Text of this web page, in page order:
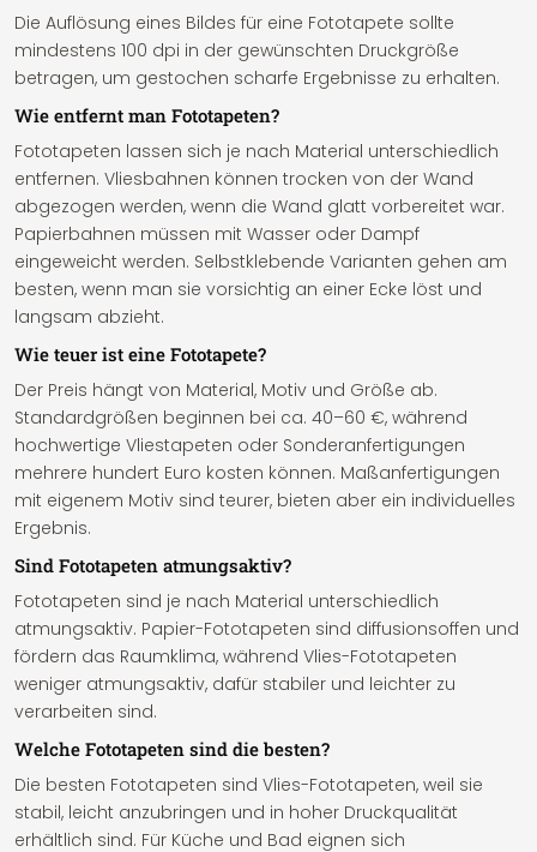
Die Auflösung eines Bildes für eine Fototapete sollte
mindestens 100 dpi in der gewünschten Druckgröße
betragen, um gestochen scharfe Ergebnisse zu erhalten.
Wie entfernt man Fototapeten?
Fototapeten lassen sich je nach Material unterschiedlich
entfernen. Vliesbahnen können trocken von der Wand
abgezogen werden, wenn die Wand glatt vorbereitet war.
Papierbahnen müssen mit Wasser oder Dampf
eingeweicht werden. Selbstklebende Varianten gehen am
besten, wenn man sie vorsichtig an einer Ecke löst und
langsam abzieht.
Wie teuer ist eine Fototapete?
Der Preis hängt von Material, Motiv und Größe ab.
Standardgrößen beginnen bei ca. 40–60 €, während
hochwertige Vliestapeten oder Sonderanfertigungen
mehrere hundert Euro kosten können. Maßanfertigungen
mit eigenem Motiv sind teurer, bieten aber ein individuelles
Ergebnis.
Sind Fototapeten atmungsaktiv?
Fototapeten sind je nach Material unterschiedlich
atmungsaktiv. Papier-Fototapeten sind diffusionsoffen und
fördern das Raumklima, während Vlies-Fototapeten
weniger atmungsaktiv, dafür stabiler und leichter zu
verarbeiten sind.
Welche Fototapeten sind die besten?
Die besten Fototapeten sind Vlies-Fototapeten, weil sie
stabil, leicht anzubringen und in hoher Druckqualität
erhältlich sind. Für Küche und Bad eignen sich